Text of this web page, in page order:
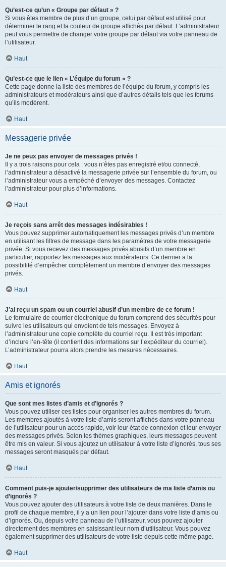
Qu’est-ce qu’un « Groupe par défaut » ?
Si vous êtes membre de plus d’un groupe, celui par défaut est utilisé pour
déterminer le rang et la couleur de groupe affichés par défaut. L’administrateur
peut vous permettre de changer votre groupe par défaut via votre panneau de
l’utilisateur.
Haut
Qu’est-ce que le lien « L’équipe du forum » ?
Cette page donne la liste des membres de l’équipe du forum, y compris les
administrateurs et modérateurs ainsi que d’autres détails tels que les forums
qu’ils modèrent.
Haut
Messagerie privée
Je ne peux pas envoyer de messages privés !
Il y a trois raisons pour cela : vous n’êtes pas enregistré et/ou connecté,
l’administrateur a désactivé la messagerie privée sur l’ensemble du forum, ou
l’administrateur vous a empêché d’envoyer des messages. Contactez
l’administrateur pour plus d’informations.
Haut
Je reçois sans arrêt des messages indésirables !
Vous pouvez supprimer automatiquement les messages privés d’un membre
en utilisant les filtres de message dans les paramètres de votre messagerie
privée. Si vous recevez des messages privés abusifs d’un membre en
particulier, rapportez les messages aux modérateurs. Ce dernier a la
possibilité d’empêcher complètement un membre d’envoyer des messages
privés.
Haut
J’ai reçu un spam ou un courriel abusif d’un membre de ce forum !
Le formulaire de courrier électronique du forum comprend des sécurités pour
suivre les utilisateurs qui envoient de tels messages. Envoyez à
l’administrateur une copie complète du courriel reçu. Il est très important
d’inclure l’en-tête (il contient des informations sur l’expéditeur du courriel).
L’administrateur pourra alors prendre les mesures nécessaires.
Haut
Amis et ignorés
Que sont mes listes d’amis et d’ignorés ?
Vous pouvez utiliser ces listes pour organiser les autres membres du forum.
Les membres ajoutés à votre liste d’amis seront affichés dans votre panneau
de l’utilisateur pour un accès rapide, voir leur état de connexion et leur envoyer
des messages privés. Selon les thèmes graphiques, leurs messages peuvent
être mis en valeur. Si vous ajoutez un utilisateur à votre liste d’ignorés, tous ses
messages seront masqués par défaut.
Haut
Comment puis-je ajouter/supprimer des utilisateurs de ma liste d’amis ou
d’ignorés ?
Vous pouvez ajouter des utilisateurs à votre liste de deux manières. Dans le
profil de chaque membre, il y a un lien pour l’ajouter dans votre liste d’amis ou
d’ignorés. Ou, depuis votre panneau de l’utilisateur, vous pouvez ajouter
directement des membres en saisissant leur nom d’utilisateur. Vous pouvez
également supprimer des utilisateurs de votre liste depuis cette même page.
Haut